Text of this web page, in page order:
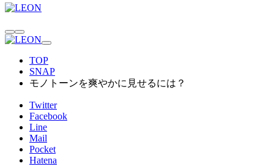
TOP
SNAP
モノトーンを爽やかに見せるには？
Twitter
Facebook
Line
Mail
Pocket
Hatena